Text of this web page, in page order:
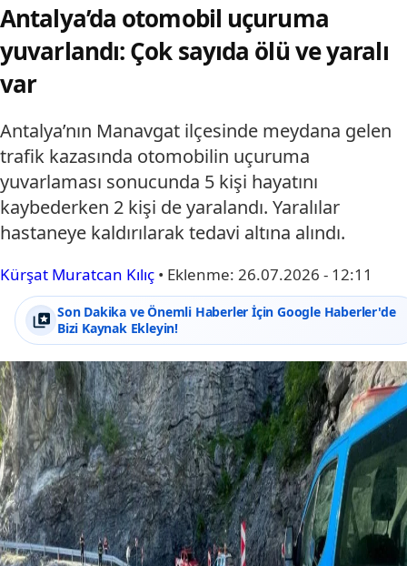
Antalya’da otomobil uçuruma
yuvarlandı: Çok sayıda ölü ve yaralı
var
Antalya’nın Manavgat ilçesinde meydana gelen
trafik kazasında otomobilin uçuruma
yuvarlaması sonucunda 5 kişi hayatını
kaybederken 2 kişi de yaralandı. Yaralılar
hastaneye kaldırılarak tedavi altına alındı.
Kürşat Muratcan Kılıç • Eklenme: 26.07.2026 - 12:11
Son Dakika ve Önemli Haberler İçin Google Haberler'de
Bizi Kaynak Ekleyin!